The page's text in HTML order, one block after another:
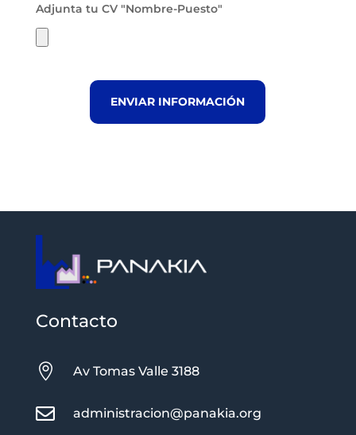
Adjunta tu CV "Nombre-Puesto"
ENVIAR INFORMACIÓN
Contacto
 Av Tomas Valle 3188
 administracion@panakia.org